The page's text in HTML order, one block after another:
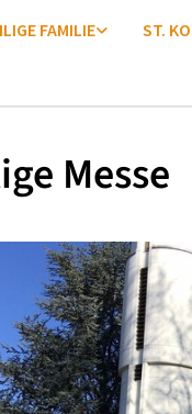
FAMILIE ST.
Messe